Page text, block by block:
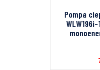
Pompa